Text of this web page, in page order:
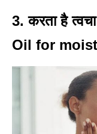
3. करता है
Oil for